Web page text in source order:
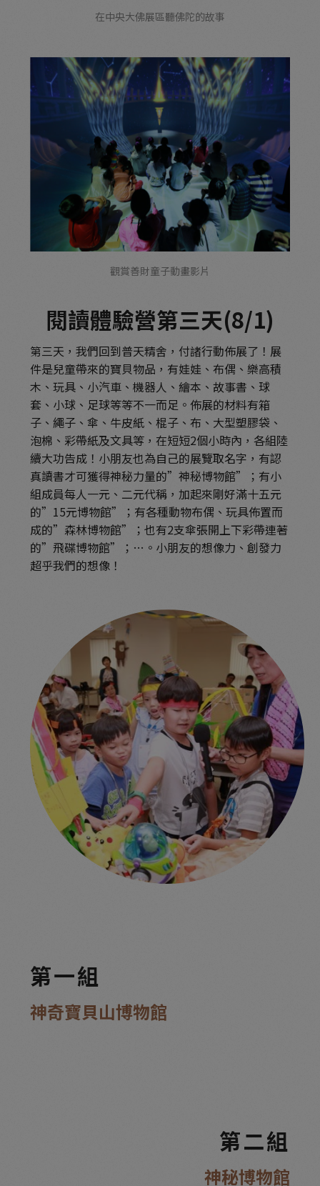
在中央大佛展區聽佛陀的故事
觀賞善財童子動畫影片
閱讀體驗營第三天(8/1)
第三天，我們回到普天精舍，付諸行動佈展了！展
件是兒童帶來的寶貝物品，有娃娃、布偶、樂高積
木、玩具、小汽車、機器人、繪本、故事書、球
套、小球、足球等等不一而足。佈展的材料有箱
子、繩子、傘、牛皮紙、棍子、布、大型塑膠袋、
泡棉、彩帶紙及文具等，在短短2個小時內，各組陸
續大功告成！小朋友也為自己的展覽取名字，有認
真讀書才可獲得神秘力量的”神秘博物館”；有小
組成員每人一元、二元代稱，加起來剛好滿十五元
的”15元博物館”；有各種動物布偶、玩具佈置而
成的”森林博物館”；也有2支傘張開上下彩帶連著
的”飛碟博物館”；…。小朋友的想像力、創發力
超乎我們的想像！
第一組
神奇寶貝山博物館
第二組
神秘博物館